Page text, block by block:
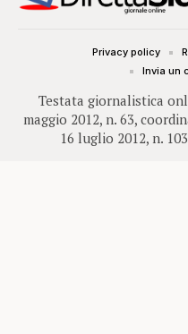
Testata giornalistica
maggio 2012, n. 63,
16 luglio 2012, n.
Privacy policy
Invia un